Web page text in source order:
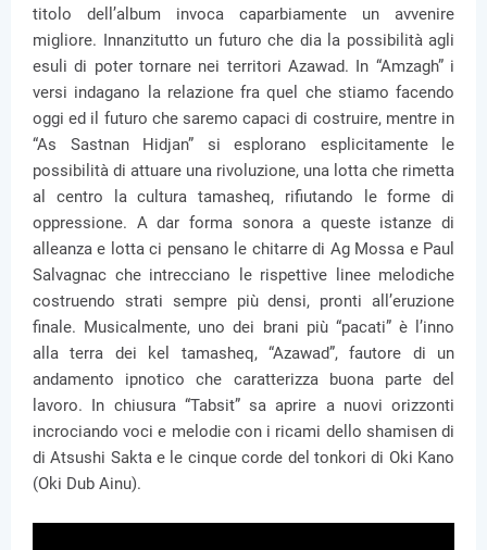
titolo dell’album invoca caparbiamente un avvenire
migliore. Innanzitutto un futuro che dia la possibilità agli
esuli di poter tornare nei territori Azawad. In “Amzagh” i
versi indagano la relazione fra quel che stiamo facendo
oggi ed il futuro che saremo capaci di costruire, mentre in
“As Sastnan Hidjan” si esplorano esplicitamente le
possibilità di attuare una rivoluzione, una lotta che rimetta
al centro la cultura tamasheq, rifiutando le forme di
oppressione. A dar forma sonora a queste istanze di
alleanza e lotta ci pensano le chitarre di Ag Mossa e Paul
Salvagnac che intrecciano le rispettive linee melodiche
costruendo strati sempre più densi, pronti all’eruzione
finale. Musicalmente, uno dei brani più “pacati” è l’inno
alla terra dei kel tamasheq, “Azawad”, fautore di un
andamento ipnotico che caratterizza buona parte del
lavoro. In chiusura “Tabsit” sa aprire a nuovi orizzonti
incrociando voci e melodie con i ricami dello shamisen di
di Atsushi Sakta e le cinque corde del tonkori di Oki Kano
(Oki Dub Ainu).